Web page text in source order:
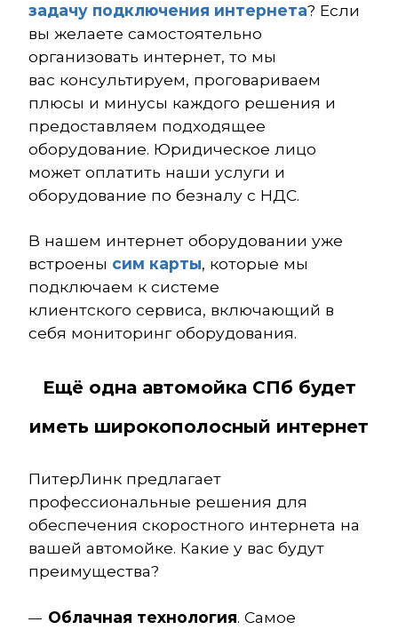
задачу подключения интернета? Если
вы желаете самостоятельно
организовать интернет, то мы
вас консультируем, проговариваем
плюсы и минусы каждого решения и
предоставляем подходящее
оборудование. Юридическое лицо
может оплатить наши услуги и
оборудование по безналу с НДС.
В нашем интернет оборудовании уже
встроены сим карты, которые мы
подключаем к системе
клиентского сервиса, включающий в
себя мониторинг оборудования.
Ещё одна автомойка СПб будет
иметь широкополосный интернет
ПитерЛинк предлагает
профессиональные решения для
обеспечения скоростного интернета на
вашей автомойке. Какие у вас будут
преимущества?
Облачная технология. Самое